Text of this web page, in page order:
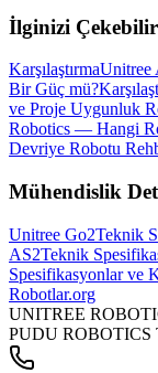
İlginizi Çekebilir
KarşılaştırmaUnitree
Bir Güç mü?
ve Proje Uygunluk
Robotics — Hangi
Devriye Robotu
Mühendislik
Unitree Go2Teknik
AS2Teknik
Spesifikasyonlar ve
Robotlar.org
UNITREE
PUDU ROBOTICS